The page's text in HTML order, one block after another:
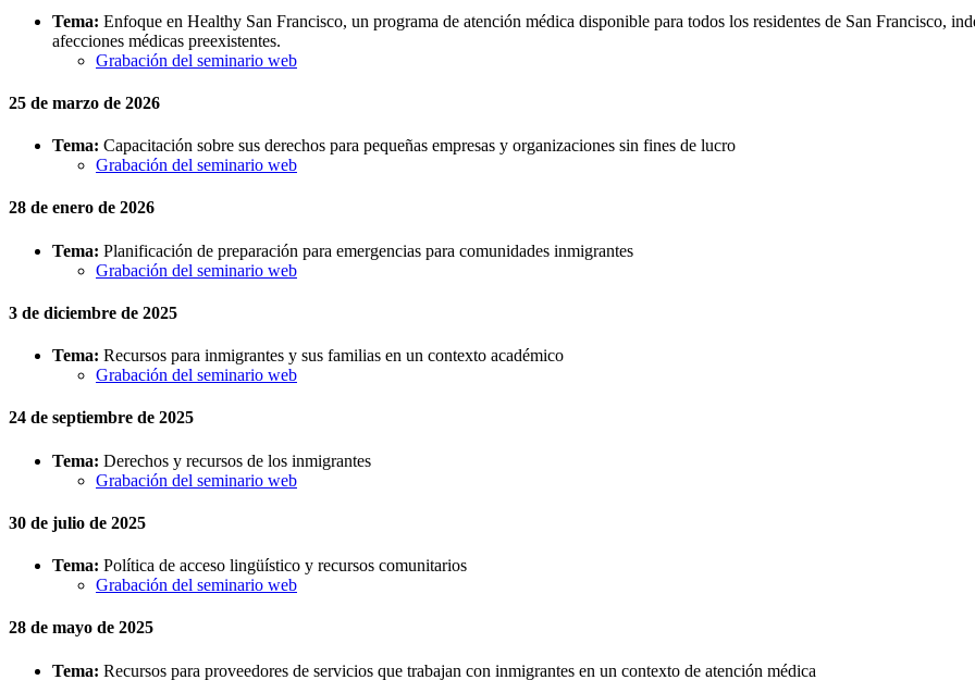
Tema: Enfoque en Healthy San Francisco, un programa de atención médica disponible para todos los residentes de San Francisco,
afecciones médicas preexistentes.
Grabación del seminario web
25 de marzo de 2026
Tema: Capacitación sobre sus derechos para pequeñas empresas y organizaciones sin fines de lucro
Grabación del seminario web
28 de enero de 2026
Tema: Planificación de preparación para emergencias para comunidades inmigrantes
Grabación del seminario web
3 de diciembre de 2025
Tema: Recursos para inmigrantes y sus familias en un contexto académico
Grabación del seminario web
24 de septiembre de 2025
Tema: Derechos y recursos de los inmigrantes
Grabación del seminario web
30 de julio de 2025
Tema: Política de acceso lingüístico y recursos comunitarios
Grabación del seminario web
28 de mayo de 2025
Tema: Recursos para proveedores de servicios que trabajan con inmigrantes en un contexto de atención médica